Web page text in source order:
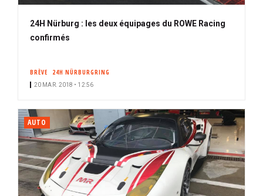
24H Nürburg : les deux équipages du ROWE Racing
confirmés
BRÈVE 24H NÜRBURGRING
20 MAR. 2018 • 12:56
AUTO